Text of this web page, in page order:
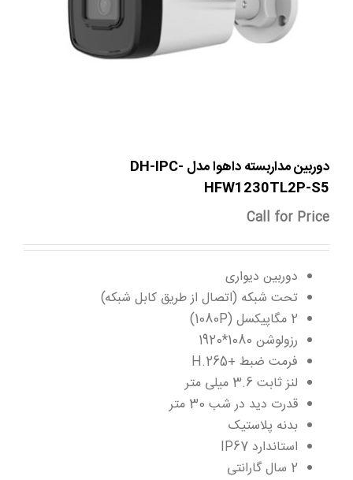
دوربین مداربسته داهوا مدل DH-IPC-
HFW1230TL2P-S5
Call for Price
دوربین دیواری
تحت شبکه (اتصال از طریق کابل شبکه)
2 مگاپیکسل (1080P)
رزولوشن 1080*1920
فرمت ضبط +H.265
لنز ثابت 3.6 میلی متر
قدرت دید در شب 30 متر
بدنه پلاستیک
استاندارد IP67
2 سال گارانتی